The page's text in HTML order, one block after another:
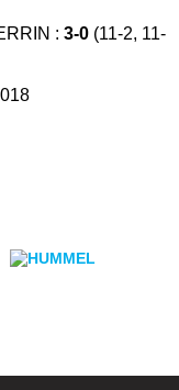
:3-0 (11-2, 11-